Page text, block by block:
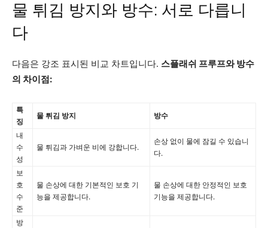
물 튀김 방지와 방수: 서로 다릅니
다
다음은 강조 표시된 비교 차트입니다. 스플래쉬 프루프와 방수
의 차이점: